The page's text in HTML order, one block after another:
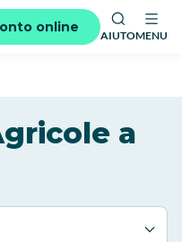
online
AIUTOMENU
a